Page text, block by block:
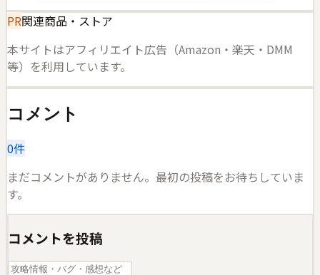
PR関連商品・ストア
本サイトはアフィリエイト広告（Amazon・楽天・DMM
等）を利用しています。
コメント
0件
まだコメントがありません。最初の投稿をお待ちしていま
す。
コメントを投稿